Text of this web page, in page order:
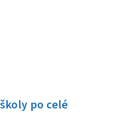
po celé